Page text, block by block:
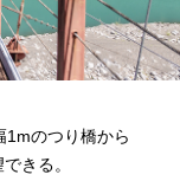
1mのつり橋から
きる。